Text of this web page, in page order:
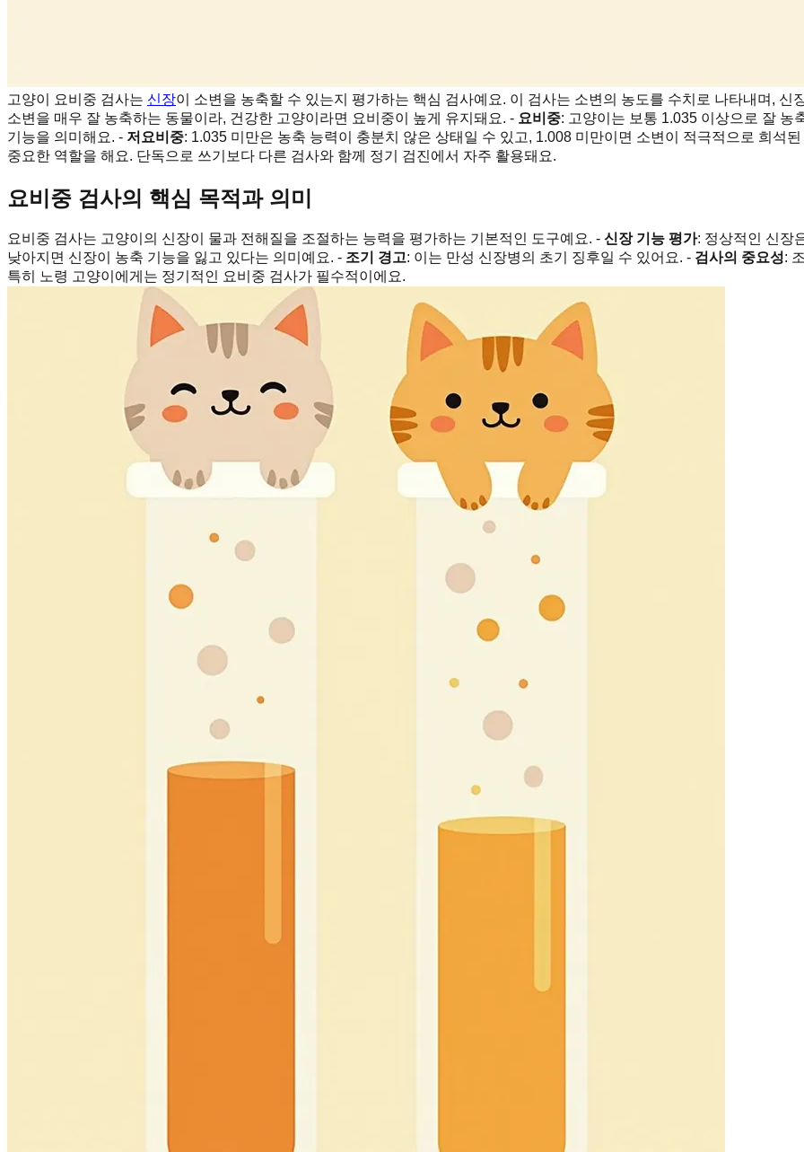
고양이 요비중 검사는 신장이 소변을 농축할 수 있는지 평가하는 핵심 검사예요. 이 검사는 소변의 농도를 수치로 나타내며,
소변을 매우 잘 농축하는 동물이라, 건강한 고양이라면 요비중이 높게 유지돼요. - 요비중: 고양이는 보통 1.035 이상으로 잘 농
기능을 의미해요. - 저요비중: 1.035 미만은 농축 능력이 충분치 않은 상태일 수 있고, 1.008 미만이면 소변이 적극적으로 희석
중요한 역할을 해요. 단독으로 쓰기보다 다른 검사와 함께 정기 검진에서 자주 활용돼요.
요비중 검사의 핵심 목적과 의미
요비중 검사는 고양이의 신장이 물과 전해질을 조절하는 능력을 평가하는 기본적인 도구예요. - 신장 기능 평가: 정상적인 신장
낮아지면 신장이 농축 기능을 잃고 있다는 의미예요. - 조기 경고: 이는 만성 신장병의 초기 징후일 수 있어요. - 검사의 중요성:
특히 노령 고양이에게는 정기적인 요비중 검사가 필수적이에요.